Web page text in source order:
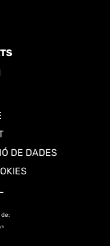
DE DADES
de: